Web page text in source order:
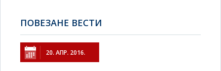
ПОВЕЗАНЕ ВЕСТИ
20. АПР. 2016.